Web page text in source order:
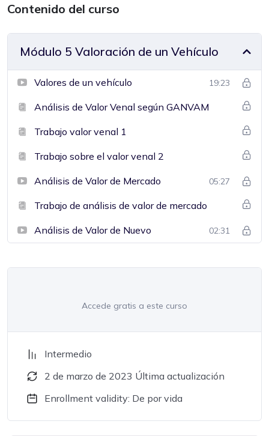
Contenido del curso
Módulo 5 Valoración de un Vehículo
Valores de un vehículo 19:23
Análisis de Valor Venal según GANVAM
Trabajo valor venal 1
Trabajo sobre el valor venal 2
Análisis de Valor de Mercado 05:27
Trabajo de análisis de valor de mercado
Análisis de Valor de Nuevo 02:31
Accede gratis a este curso
Intermedio
2 de marzo de 2023 Última actualización
Enrollment validity: De por vida